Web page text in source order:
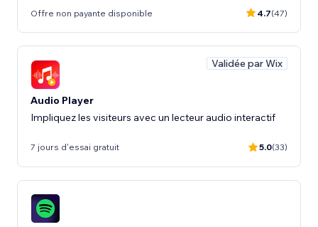
Offre non payante disponible 4.7(47)
Validée par Wix
Audio Player
Impliquez les visiteurs avec un lecteur audio interactif
7 jours d'essai gratuit 5.0(33)